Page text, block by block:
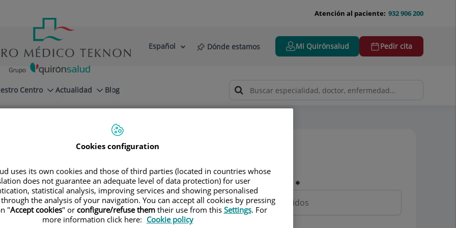
932 906 200
Atención al paciente:
Selector
Idioma
Español Dónde estamos Mi Quirónsalud Pedir cita
Centro Actualidad Blog
- Gournay Nombre y apellidos
Cookies configuration
uses its own cookies and those of third parties (located in countries whose
does not guarantee an adequate level of data protection) for user
statistical analysis, improving services and showing personalised
the analysis of your navigation. You can accept all cookies by pressing
"Accept cookies" or configure/refuse themtheir use from this Settings. For
more information click here: Cookie policy